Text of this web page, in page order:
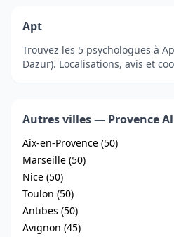
Apt
Trouvez les 5 psychologues à
Dazur). Localisations, avis et
Autres villes — Provence
Aix-en-Provence (50)
Marseille (50)
Nice (50)
Toulon (50)
Antibes (50)
Avignon (45)